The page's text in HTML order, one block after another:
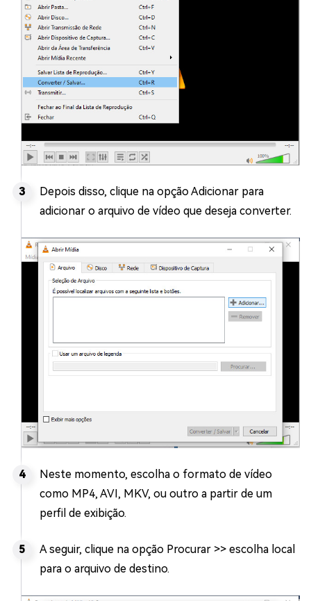
Depois disso, clique na opção Adicionar para
adicionar o arquivo de vídeo que deseja converter.
Neste momento, escolha o formato de vídeo
como MP4, AVI, MKV, ou outro a partir de um
perfil de exibição.
A seguir, clique na opção Procurar >> escolha local
para o arquivo de destino.